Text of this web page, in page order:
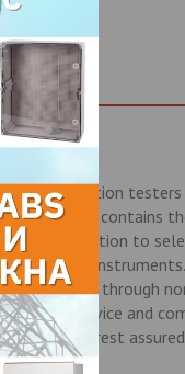
insulation
States contains
order. In addition to
or used
cannot find through
service and
instrument, rest